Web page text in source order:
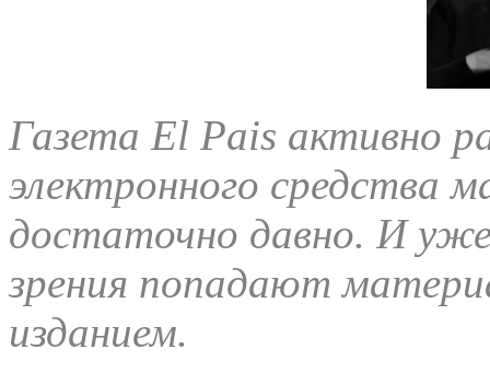
Газета El Pais активно
электронного средства
достаточно давно. И уже
зрения попадают
изданием.